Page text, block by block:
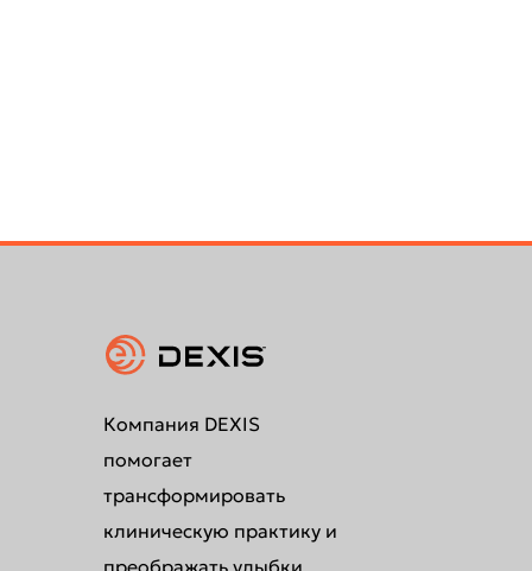
Компания DEXIS
помогает
трансформировать
клиническую практику и